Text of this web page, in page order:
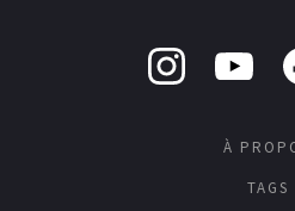
À
TAGS